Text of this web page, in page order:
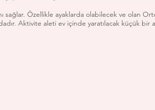
sağlar. Özellikle ayaklarda olabilecek ve olan
Aktivite aleti ev içinde yaratılacak küçük bir